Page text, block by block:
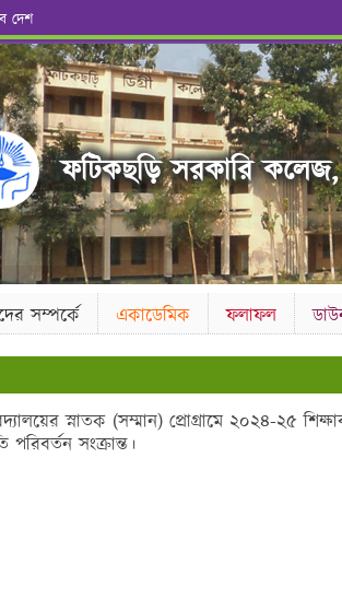
দেশ
ফটিকছড়ি সরকারি কলেজ,
সম্পর্কে একাডেমিক ফলাফল
স্নাতক (সম্মান) প্রোগ্রামে ২০২৪-২৫
পরিবর্তন সংক্রান্ত।